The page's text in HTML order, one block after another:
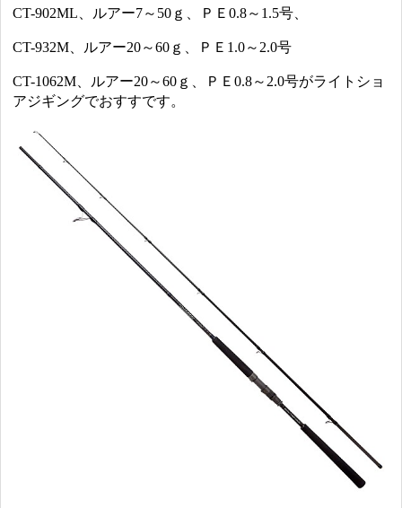
CT-902ML、ルアー7～50ｇ、ＰＥ0.8～1.5号、
CT-932M、ルアー20～60ｇ、ＰＥ1.0～2.0号
CT-1062M、ルアー20～60ｇ、ＰＥ0.8～2.0号がライトショ
アジギングでおすすです。